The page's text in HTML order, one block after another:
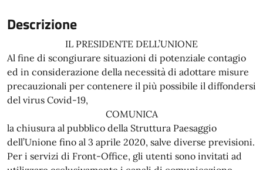
Descrizione
IL PRESIDENTE DELL’UNIONE
Al fine di scongiurare situazioni di potenziale contagio
ed in considerazione della necessità di adottare misure
precauzionali per contenere il più possibile il diffondersi
del virus Covid-19,
COMUNICA
la chiusura al pubblico della Struttura Paesaggio
dell’Unione fino al 3 aprile 2020, salve diverse previsioni.
Per i servizi di Front-Office, gli utenti sono invitati ad